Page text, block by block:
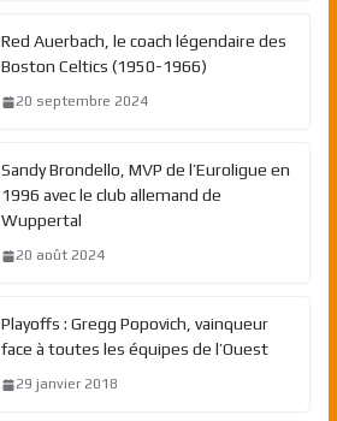
Red Auerbach, le coach légendaire des
Boston Celtics (1950-1966)
20 septembre 2024
Sandy Brondello, MVP de l’Euroligue en
1996 avec le club allemand de
Wuppertal
20 août 2024
Playoffs : Gregg Popovich, vainqueur
face à toutes les équipes de l’Ouest
29 janvier 2018